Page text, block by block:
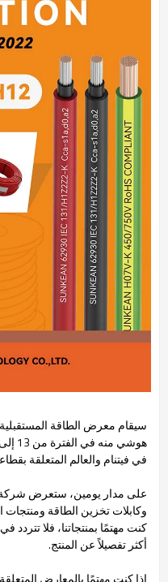
سيقام معرض الطاقة
في فيتنام والعالم المتعلقة
على مدار يومين، ستعرض شركة
وكابلات تخزين الطاقة ومنتجات
كنت مهتمًا بمنتجاتنا، فلا
أكثر تفصيلاً عن المنتج.
إذا كنت مهتمًا بالمعارض